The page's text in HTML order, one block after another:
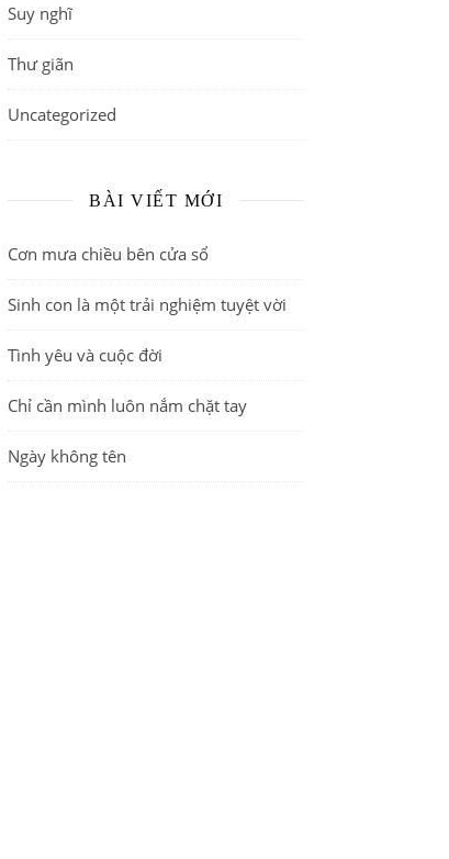
Suy nghĩ
Thư giãn
Uncategorized
BÀI VIẾT MỚI
Cơn mưa chiều bên cửa sổ
Sinh con là một trải nghiệm tuyệt vời
Tình yêu và cuộc đời
Chỉ cần mình luôn nắm chặt tay
Ngày không tên